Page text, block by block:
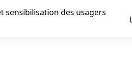
sensibilisation des usagers